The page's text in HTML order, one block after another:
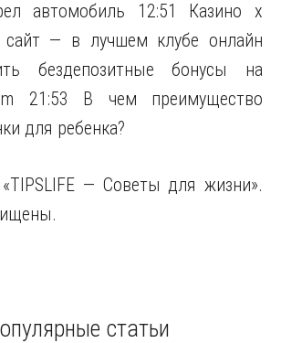
автомобиль 12:51 Казино х
— в лучшем клубе онлайн
бездепозитные бонусы на
21:53 В чем преимущество
для ребенка?
— Советы для жизни».
статьи